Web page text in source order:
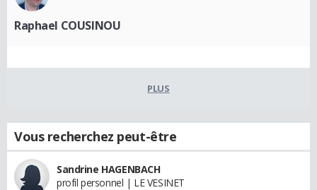
Raphael COUSINOU
PLUS
Vous recherchez peut-être
Sandrine HAGENBACH
profil personnel | LE VESINET